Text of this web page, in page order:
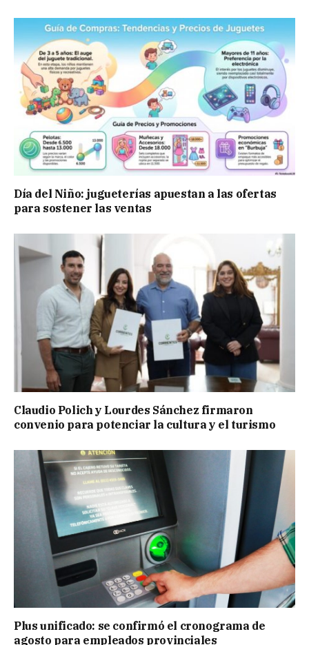
Día del Niño: jugueterías apuestan a las ofertas
para sostener las ventas
Claudio Polich y Lourdes Sánchez firmaron
convenio para potenciar la cultura y el turismo
Plus unificado: se confirmó el cronograma de
agosto para empleados provinciales